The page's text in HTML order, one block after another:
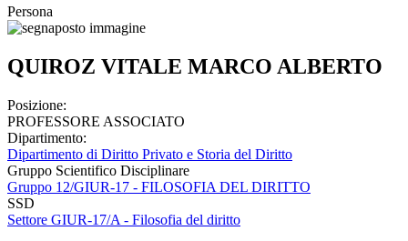
Persona
QUIROZ VITALE MARCO ALBERTO
Posizione:
PROFESSORE ASSOCIATO
Dipartimento:
Dipartimento di Diritto Privato e Storia del Diritto
Gruppo Scientifico Disciplinare
Gruppo 12/GIUR-17 - FILOSOFIA DEL DIRITTO
SSD
Settore GIUR-17/A - Filosofia del diritto